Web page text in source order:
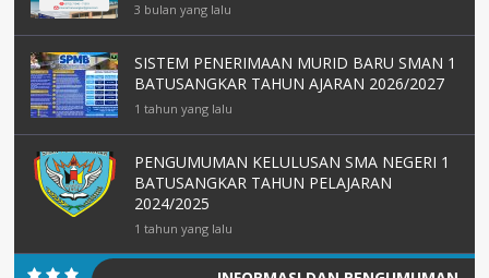
3 bulan yang lalu
SISTEM PENERIMAAN MURID BARU SMAN 1
BATUSANGKAR TAHUN AJARAN 2026/2027
1 tahun yang lalu
PENGUMUMAN KELULUSAN SMA NEGERI 1
BATUSANGKAR TAHUN PELAJARAN
2024/2025
1 tahun yang lalu